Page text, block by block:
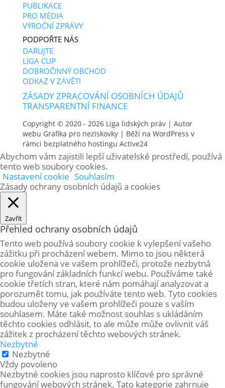
PUBLIKACE
PRO MÉDIA
VÝROČNÍ ZPRÁVY
PODPOŘTE NÁS
DARUJTE
LIGA CUP
DOBROČINNÝ OBCHOD
ODKAZ V ZÁVĚTI
ZÁSADY ZPRACOVÁNÍ OSOBNÍCH ÚDAJŮ
TRANSPARENTNÍ FINANCE
Copyright © 2020 - 2026 Liga lidských práv| Autor
webu Grafika pro neziskovky| Běží na WordPress v
rámci bezplatného hostingu Active24
Abychom vám zajistili lepší uživatelské prostředí, používá
tento web soubory cookies.
Nastavení cookie Souhlasím
Zásady ochrany osobních údajů a cookies
Zavřít
Přehled ochrany osobních údajů
Tento web používá soubory cookie k vylepšení vašeho
zážitku při procházení webem. Mimo to jsou některá
cookie uložena ve vašem prohlížeči, protože nezbytná
pro fungování základních funkcí webu. Používáme také
cookie třetích stran, které nám pomáhají analyzovat a
porozumět tomu, jak používáte tento web. Tyto cookies
budou uloženy ve vašem prohlížeči pouze s vaším
souhlasem. Máte také možnost souhlas s ukládáním
těchto cookies odhlásit, to ale může může ovlivnit váš
zážitek z procházení těchto webových stránek.
Nezbytné
Nezbytné
Vždy povoleno
Nezbytné cookies jsou naprosto klíčové pro správné
fungování webových stránek. Tato kategorie zahrnuje